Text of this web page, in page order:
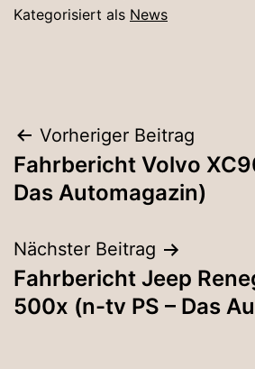
Kategorisiert als News
Vorheriger Beitrag
Fahrbericht Volvo
Das Automagazin)
Nächster Beitrag
Fahrbericht Jeep
500x (n-tv PS – Das